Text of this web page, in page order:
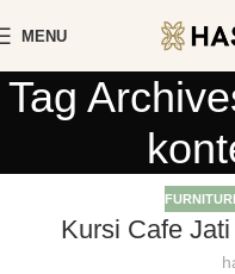
MENU
Tag
Kursi Cafe